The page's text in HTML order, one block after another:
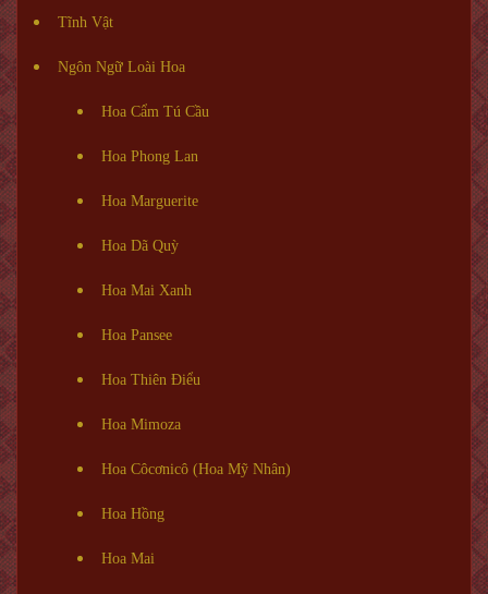
Tĩnh Vật
Ngôn Ngữ Loài Hoa
Hoa Cẩm Tú Cầu
Hoa Phong Lan
Hoa Marguerite
Hoa Dã Quỳ
Hoa Mai Xanh
Hoa Pansee
Hoa Thiên Điểu
Hoa Mimoza
Hoa Côcơnicô (Hoa Mỹ Nhân)
Hoa Hồng
Hoa Mai